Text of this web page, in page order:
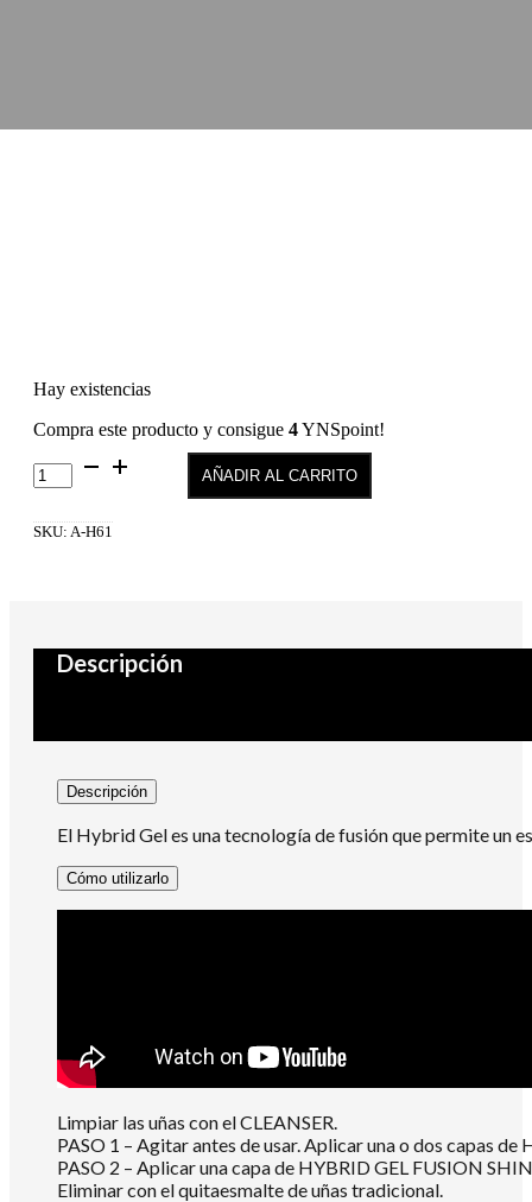
Hay existencias
Compra este producto y consigue 4YNSpoint!
Hybrid
Gel
Color
AÑADIR AL CARRITO
SKU: A-H61
Descripción
Descripción
El Hybrid Gel es una tecnología de fusión que permite un
Cómo utilizarlo
Limpiar las uñas con el CLEANSER.
PASO 1 – Agitar antes de usar. Aplicar una o dos capas
PASO 2 – Aplicar una capa de HYBRID GEL FUSION
Eliminar con el quitaesmalte de uñas tradicional.